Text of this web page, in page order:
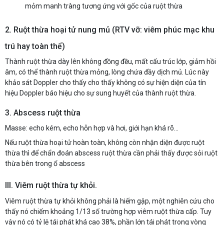
mỏm manh tràng tương ứng với gốc của ruột thừa
2. Ruột thừa hoại tử nung mủ (RTV vỡ: viêm phúc mạc khu
trú hay toàn thể)
Thành ruột thừa dày lên không đồng đều, mất cấu trúc lớp, giảm hồi
âm, có thể thành ruột thừa mỏng, lòng chứa đầy dịch mủ. Lúc này
khảo sát Doppler cho thấy cho thấy không có sự hiện diện của tín
hiệu Doppler báo hiệu cho sự sung huyết của thành ruột thừa.
3. Abscess ruột thừa
Masse: echo kém, echo hỗn hợp và hơi, giới hạn khá rõ…
Nếu ruột thừa hoại tử hoàn toàn, không còn nhận diện được ruột
thừa thì để chẩn đoán abscess ruột thừa cần phải thấy được sỏi ruột
thừa bên trong ổ abscess
III. Viêm ruột thừa tự khỏi.
Viêm ruột thừa tự khỏi không phải là hiếm gặp, một nghiên cứu cho
thấy nó chiếm khoảng 1/13 số trường hợp viêm ruột thừa cấp. Tuy
vậy nó có tỷ lệ tái phát khá cao 38%, phần lớn tái phát trong vòng